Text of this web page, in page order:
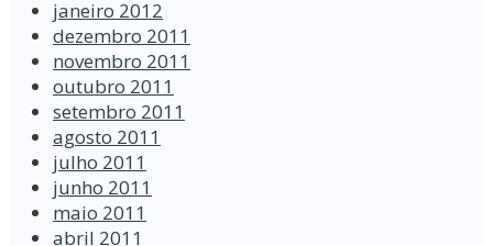
janeiro 2012
dezembro 2011
novembro 2011
outubro 2011
setembro 2011
agosto 2011
julho 2011
junho 2011
maio 2011
abril 2011